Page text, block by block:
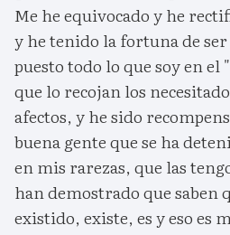
Me he equivocado y he
y he tenido la fortuna de
puesto todo lo que soy en
que lo recojan los
afectos, y he sido
buena gente que se ha
en mis rarezas, que las
han demostrado que saben
existido, existe, es y eso es